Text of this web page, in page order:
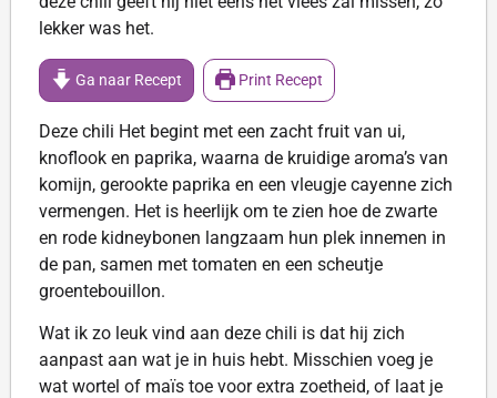
lekker was het.
Ga naar Recept Print Recept
Deze chili Het begint met een zacht fruit van ui,
knoflook en paprika, waarna de kruidige aroma’s van
komijn, gerookte paprika en een vleugje cayenne zich
vermengen. Het is heerlijk om te zien hoe de zwarte
en rode kidneybonen langzaam hun plek innemen in
de pan, samen met tomaten en een scheutje
groentebouillon.
Wat ik zo leuk vind aan deze chili is dat hij zich
aanpast aan wat je in huis hebt. Misschien voeg je
wat wortel of maïs toe voor extra zoetheid, of laat je